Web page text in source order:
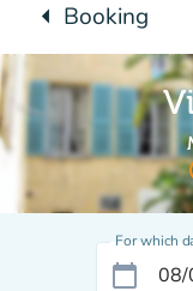
arrow_leftBack to:
Booking
For which
calendar_today